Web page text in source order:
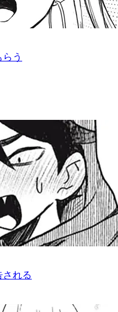
う
れる